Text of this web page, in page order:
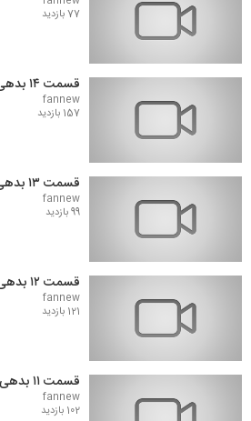
77 بازدید
قسمت ۱۴ بدهی زندگی
fannew
157 بازدید
قسمت ۱۳ بدهی جانی
fannew
99 بازدید
قسمت ۱۲ بدهی زندگی
fannew
121 بازدید
قسمت ۱۱ بدهی زندگی
fannew
102 بازدید